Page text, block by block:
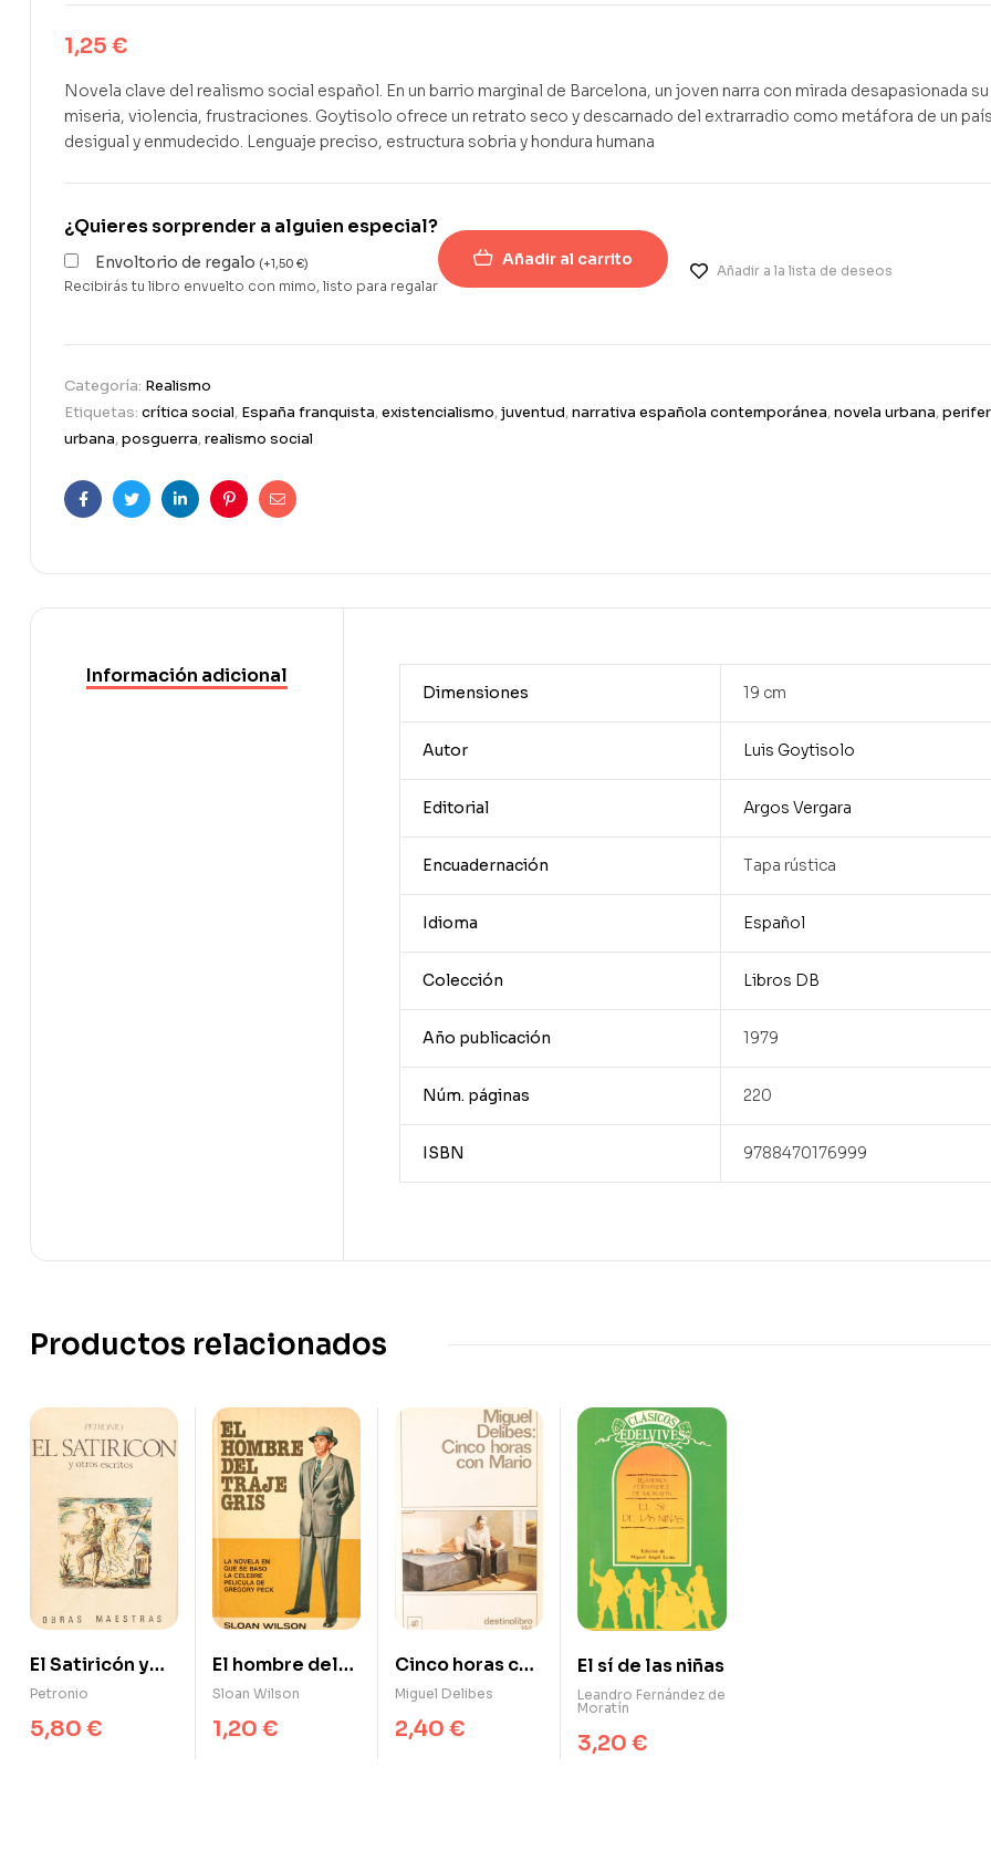
1,25 €
Novela clave del realismo social español. En un barrio marginal de Barcelona, un joven narra con mirada desapasionada
miseria, violencia, frustraciones. Goytisolo ofrece un retrato seco y descarnado del extrarradio como metáfora de un
desigual y enmudecido. Lenguaje preciso, estructura sobria y hondura humana
¿Quieres sorprender a alguien especial?
Envoltorio de regalo (+1,50 €)
Recibirás tu libro envuelto con mimo, listo para regalar
Añadir al carrito
Añadir a la lista de deseos
Categoría: Realismo
Etiquetas: crítica social, España franquista,existencialismo,juventud,narrativa española contemporánea,novela urbana,
urbana,posguerra,realismo social
FacebookTwitterLinkedinPinterestCorreo
Información adicional
Dimensiones 19 cm
Autor Luis Goytisolo
Editorial Argos Vergara
Encuadernación Tapa rústica
Idioma Español
Colección Libros DB
Año publicación 1979
Núm. páginas 220
ISBN 9788470176999
Productos relacionados
El Satiricón y
otros escritos
Petronio
5,80 €
El hombre del
traje gris
Sloan Wilson
1,20 €
Cinco horas con
Mario
Miguel Delibes
2,40 €
El sí de las niñas
Leandro Fernández de
Moratín
3,20 €